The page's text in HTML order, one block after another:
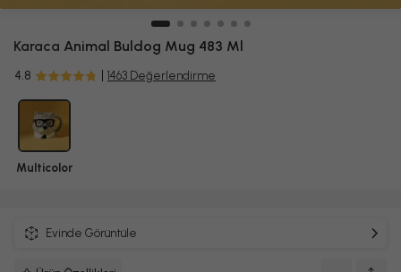
Karaca Animal Buldog Mug 483 Ml
4.8 1463 Değerlendirme
Multicolor
Evinde Görüntüle